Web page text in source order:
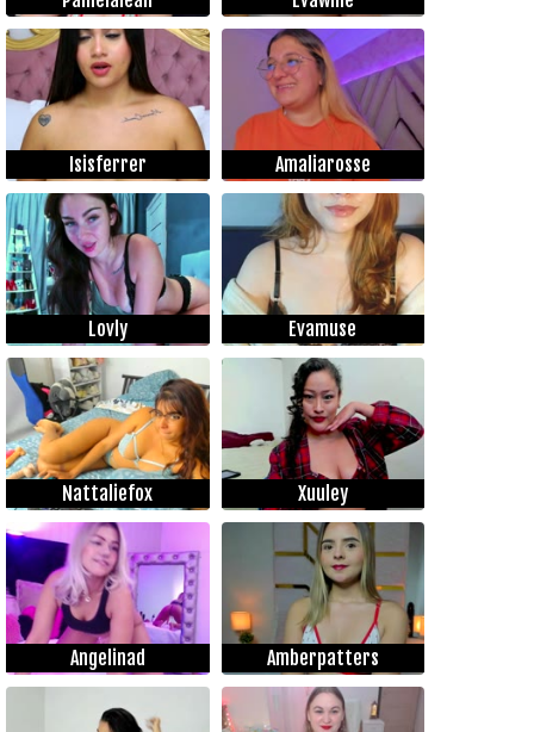
Isisferrer Amaliarosse
Lovly Evamuse
Nattaliefox Xuuley
Angelinad Amberpatters